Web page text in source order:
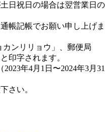
日祝日の場合は翌営業日の
帳記帳でお願い申し上げま
ンリリョウ」、郵便局
印字されます。
年4月1日〜2024年3月31
さい。